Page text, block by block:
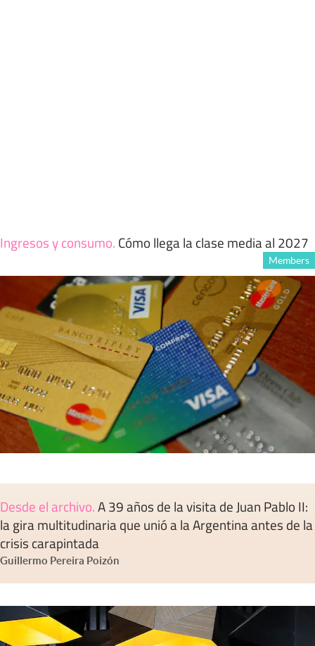
Ingresos y consumo. Cómo llega la clase media al 2027
Members
Desde el archivo.A 39 años de la visita de Juan Pablo II:
la gira multitudinaria que unió a la Argentina antes de la
crisis carapintada
Guillermo Pereira Poizón